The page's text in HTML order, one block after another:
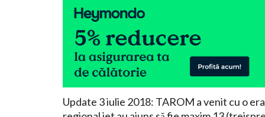
Update 3 iulie 2018: TAROM a venit cu o